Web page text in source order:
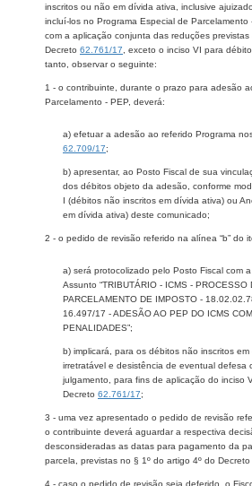
inscritos ou não em dívida ativa, inclusive
incluí-los no Programa Especial de Parcelamento
com a aplicação conjunta das reduções
Decreto 62.761/17 , exceto o inciso VI para
tanto, observar o seguinte:
1 - o contribuinte, durante o prazo para adesão
Parcelamento - PEP, deverá:
a) efetuar a adesão ao referido Programa
62.709/17;
b) apresentar, ao Posto Fiscal de sua
dos débitos objeto da adesão, conforme
I (débitos não inscritos em dívida ativa) ou
em dívida ativa) deste comunicado;
2 - o pedido de revisão referido na alínea “b” do
a) será protocolizado pelo Posto Fiscal com
Assunto “TRIBUTÁRIO - ICMS - PROCESSO
PARCELAMENTO DE IMPOSTO -
16.497/17 - ADESÃO AO PEP DO ICMS
PENALIDADES”;
b) implicará, para os débitos não inscritos
irretratável e desistência de eventual defesa
julgamento, para fins de aplicação do inciso
Decreto 62.761/17;
3 - uma vez apresentado o pedido de revisão
o contribuinte deverá aguardar a respectiva
desconsideradas as datas para pagamento da
parcela, previstas no § 1º do artigo 4º do Decreto
4 - caso o pedido de revisão seja deferido, o